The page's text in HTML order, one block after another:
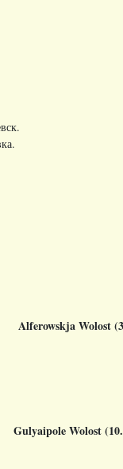
AlferowskjaWolost
Gulyaipole Wolost